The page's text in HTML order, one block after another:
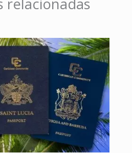
relacionadas